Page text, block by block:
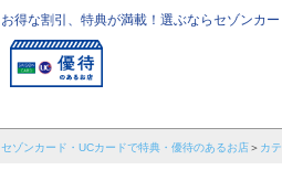
お得な割引、特典が満載！選ぶならセゾンカ
セゾンカード・UCカードで特典・優待のあるお店 カ